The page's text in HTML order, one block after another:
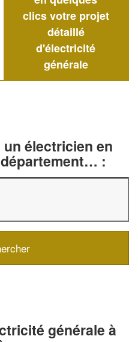
clics votre projet
détaillé
d'électricité
générale
électricien en
:
générale à